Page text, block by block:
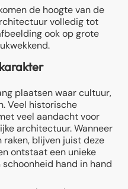
de hoogte van de
volledig tot
ook op grote
plaatsen waar cultuur,
Veel historische
veel aandacht voor
architectuur. Wanneer
blijven juist deze
ontstaat een unieke
hand in hand